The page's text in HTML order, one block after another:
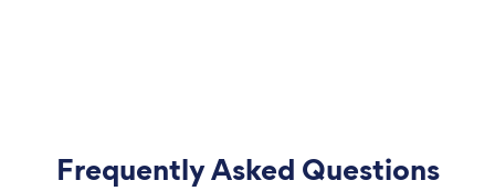
Frequently Asked Questions